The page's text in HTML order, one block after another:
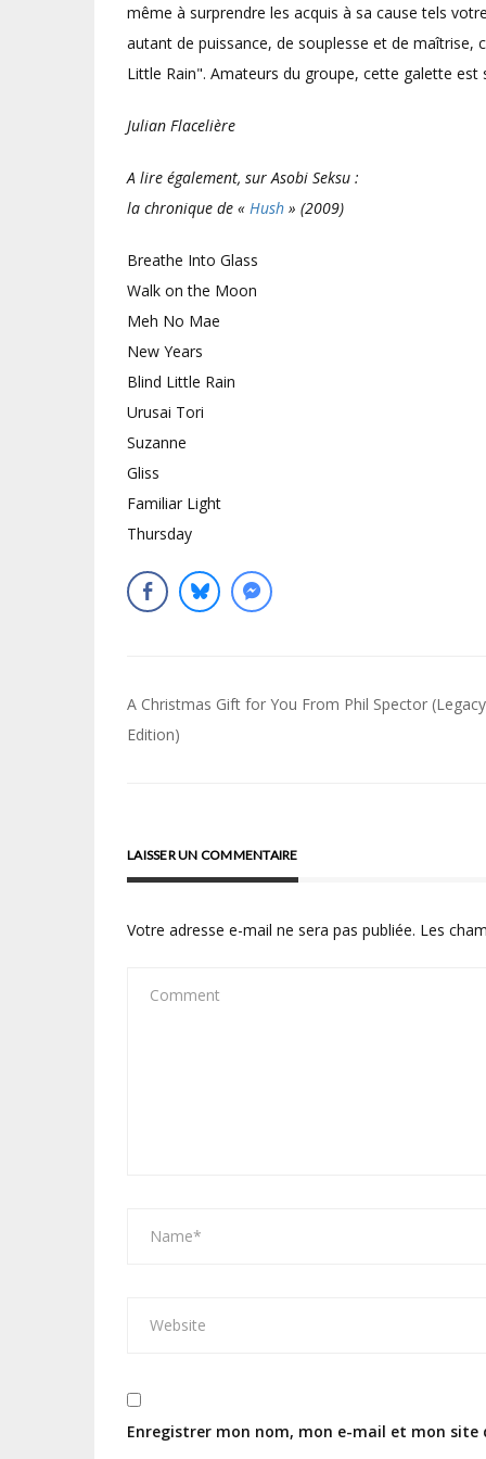
même à surprendre les acquis à sa cause tels
autant de puissance, de souplesse et de
Little Rain". Amateurs du groupe, cette galette
Julian Flacelière
A lire également, sur Asobi Seksu :
la chronique de « Hush » (2009)
Breathe Into Glass
Walk on the Moon
Meh No Mae
New Years
Blind Little Rain
Urusai Tori
Suzanne
Gliss
Familiar Light
Thursday
Navigation
de
A Christmas Gift for You From Phil Spector (Legacy
Edition)
LAISSER UN COMMENTAIRE
Votre adresse e-mail ne sera pas publiée. Les
Enregistrer mon nom, mon e-mail et mon